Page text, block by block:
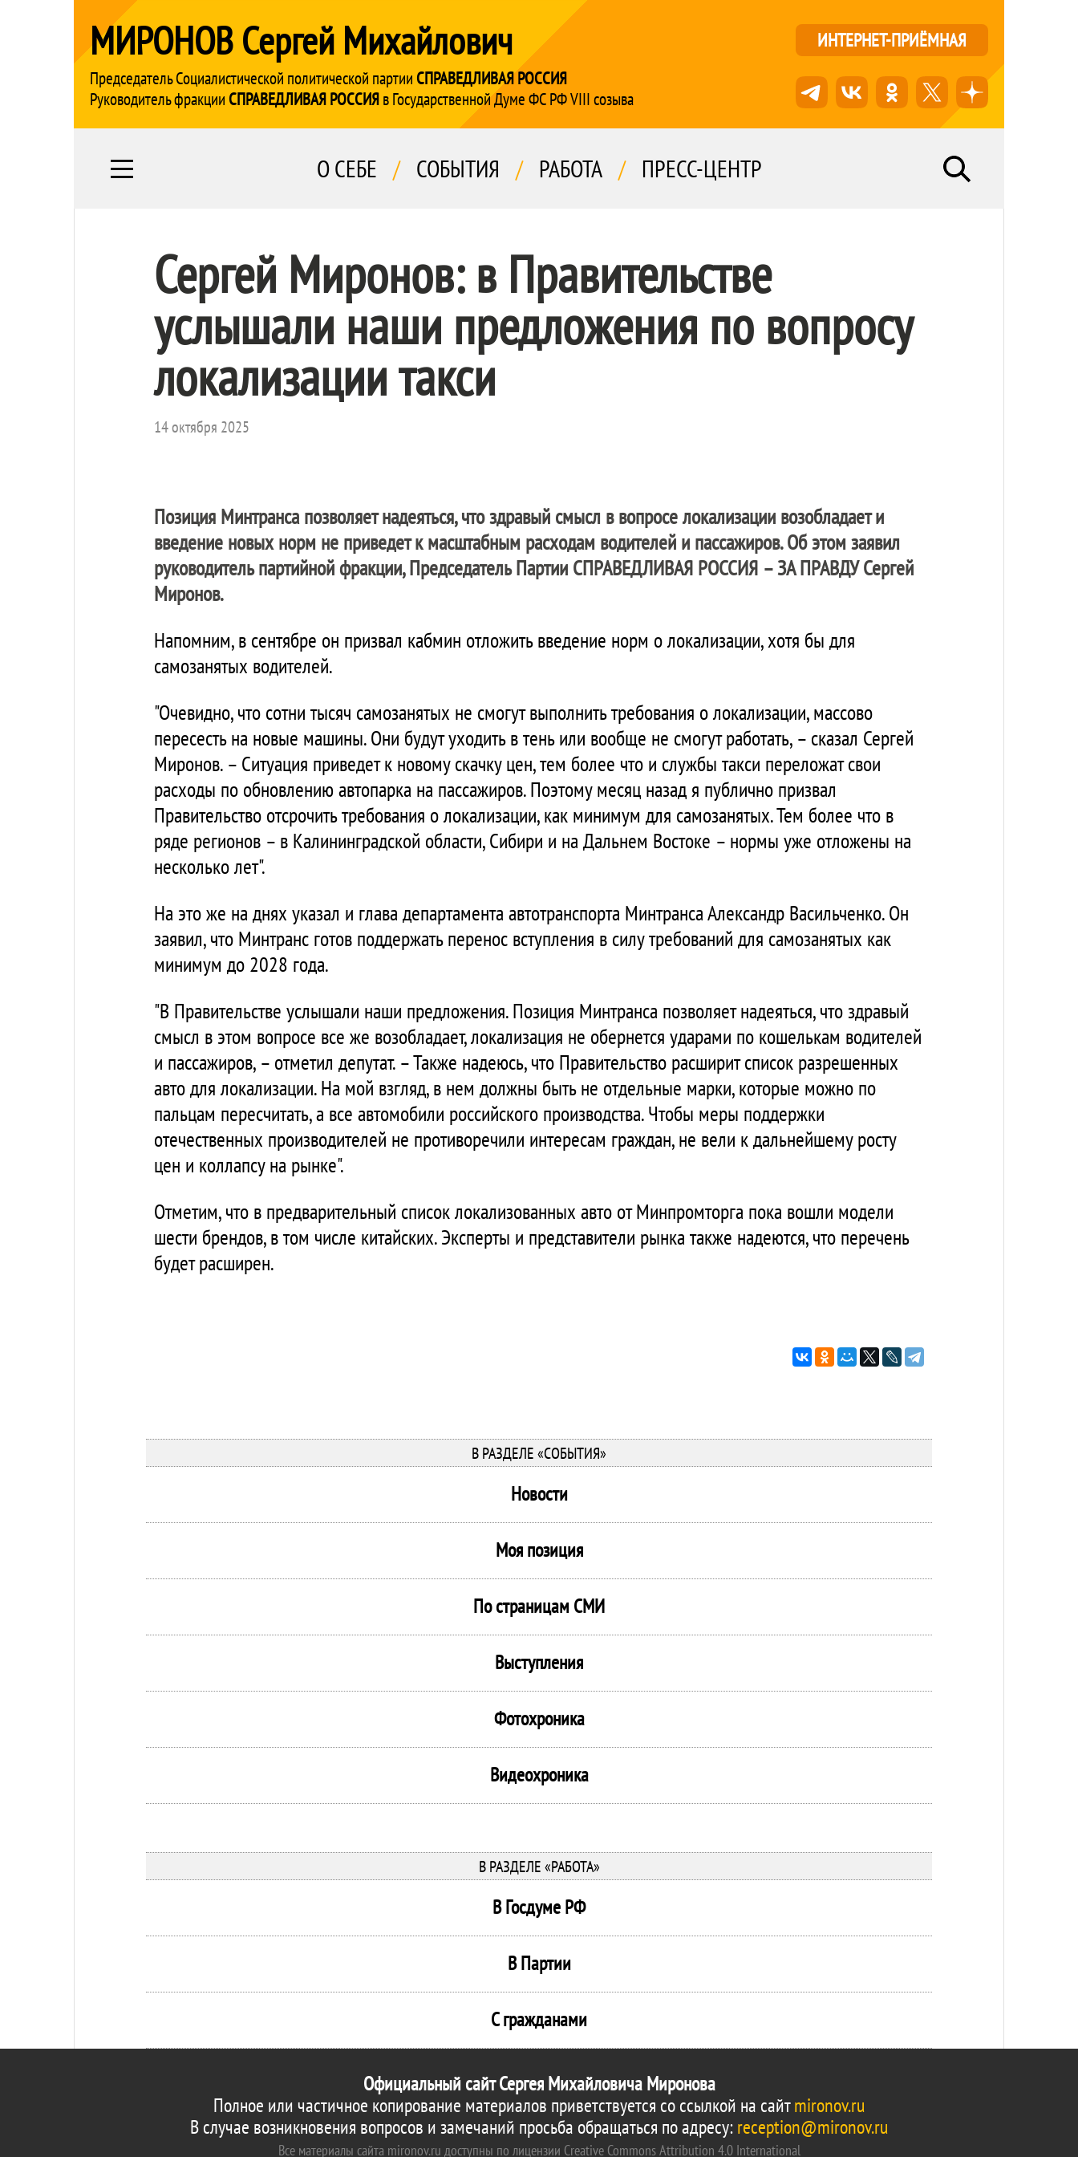
МИРОНОВ Сергей Михайлович
Председатель Социалистической политической партии СПРАВЕДЛИВАЯ РОССИЯ
Руководитель фракции СПРАВЕДЛИВАЯ РОССИЯв Государственной Думе ФС РФ VIII созыва
ИНТЕРНЕТ-ПРИЁМНАЯ
О СЕБЕ / СОБЫТИЯ / РАБОТА / ПРЕСС-ЦЕНТР
Сергей Миронов: в Правительстве
услышали наши предложения по вопросу
локализации такси
14 октября 2025
Позиция Минтранса позволяет надеяться, что здравый смысл в вопросе локализации возобладает и
введение новых норм не приведет к масштабным расходам водителей и пассажиров. Об этом заявил
руководитель партийной фракции, Председатель Партии СПРАВЕДЛИВАЯ РОССИЯ – ЗА ПРАВДУСергей
Миронов.
Напомним, в сентябре он призвал кабмин отложить введение норм о локализации, хотя бы для
самозанятых водителей.
"Очевидно, что сотни тысяч самозанятых не смогут выполнить требования о локализации, массово
пересесть на новые машины. Они будут уходить в тень или вообще не смогут работать, – сказал Сергей
Миронов. – Ситуация приведет к новому скачку цен, тем более что и службы такси переложат свои
расходы по обновлению автопарка на пассажиров. Поэтому месяц назад я публично призвал
Правительство отсрочить требования о локализации, как минимум для самозанятых. Тем более что в
ряде регионов – в Калининградской области, Сибири и на Дальнем Востоке – нормы уже отложены на
несколько лет".
На это же на днях указал и глава департамента автотранспорта Минтранса Александр Васильченко. Он
заявил, что Минтранс готов поддержать перенос вступления в силу требований для самозанятых как
минимум до 2028 года.
"В Правительстве услышали наши предложения. Позиция Минтранса позволяет надеяться, что здравый
смысл в этом вопросе все же возобладает, локализация не обернется ударами по кошелькам водителей
и пассажиров, – отметил депутат. – Также надеюсь, что Правительство расширит список разрешенных
авто для локализации. На мой взгляд, в нем должны быть не отдельные марки, которые можно по
пальцам пересчитать, а все автомобили российского производства. Чтобы меры поддержки
отечественных производителей не противоречили интересам граждан, не вели к дальнейшему росту
цен и коллапсу на рынке".
Отметим, что в предварительный список локализованных авто от Минпромторга пока вошли модели
шести брендов, в том числе китайских. Эксперты и представители рынка также надеются, что перечень
будет расширен.
В РАЗДЕЛЕ «СОБЫТИЯ»
Новости
Моя позиция
По страницам СМИ
Выступления
Фотохроника
Видеохроника
В РАЗДЕЛЕ «РАБОТА»
В Госдуме РФ
В Партии
С гражданами
Официальный сайт Сергея Михайловича Миронова
Полное или частичное копирование материалов приветствуется со ссылкой на сайтmironov.ru
В случае возникновения вопросов и замечаний просьба обращаться по адресу:reception@mironov.ru
Все материалы сайта mironov.ru доступны по лицензии Creative Commons Attribution 4.0 International